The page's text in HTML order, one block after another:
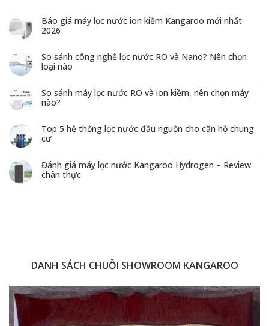
Báo giá máy lọc nước ion kiềm Kangaroo mới nhất
2026
So sánh công nghệ lọc nước RO và Nano? Nên chọn
loại nào
So sánh máy lọc nước RO và ion kiềm, nên chọn máy
nào?
Top 5 hệ thống lọc nước đầu nguồn cho căn hộ chung
cư
Đánh giá máy lọc nước Kangaroo Hydrogen – Review
chân thực
DANH SÁCH CHUỖI SHOWROOM KANGAROO